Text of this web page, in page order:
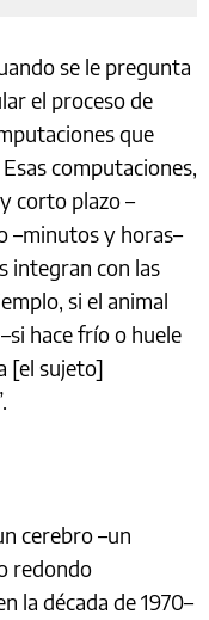
se le pregunta
el proceso de
que
computaciones,
corto plazo –
–minutos y horas–
integran con las
si el animal
hace frío o huele
[el sujeto]
cerebro –un
redondo
la década de 1970–